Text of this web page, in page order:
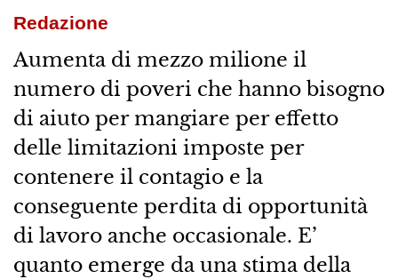
Redazione
Aumenta di mezzo milione il
numero di poveri che hanno bisogno
di aiuto per mangiare per effetto
delle limitazioni imposte per
contenere il contagio e la
conseguente perdita di opportunità
di lavoro anche occasionale. E’
quanto emerge da una stima della